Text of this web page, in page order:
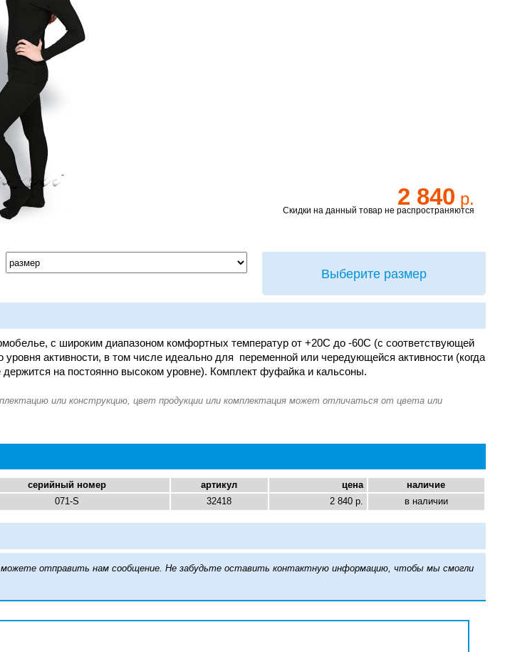
2 840 р.
Скидки на данный товар не распространяются
Выберите размер
с широким диапазоном комфортных температур от +20С до -60С (с соответствующей
активности, в том числе идеально для переменной или чередующейся активности (когда
держится на постоянно высоком уровне). Комплект фуфайка и кальсоны.
серийный номер артикул цена
наличие
071-S 32418 2 840 р. в наличии
можете отправить нам сообщение. Не забудьте оставить контактную информацию, чтобы мы смогли